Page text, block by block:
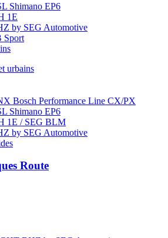
Shimano EP6
1E
by SEG Automotive
Sport
urbains
Bosch Performance Line CX/PX
Shimano EP6
1E / SEG BLM
by SEG Automotive
Route